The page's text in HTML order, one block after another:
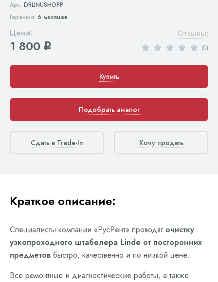
Арт.: DRLINUSHOPP
Гарантия: 6 месяцев
Цена:
1 800 q
Отзывы:
(0)
Купить
Подобрать аналог
Сдать в Trade-In Хочу продать
Краткое описание:
Специалисты компании «РусРент» проводят очистку
узкопроходного штабелера Linde от посторонних
предметов быстро, качественно и по низкой цене.
Все ремонтные и диагностические работы, а также